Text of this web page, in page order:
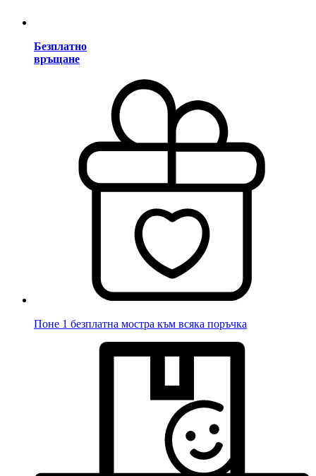
Безплатно
връщане
Поне 1 безплатна мостра към всяка поръчка